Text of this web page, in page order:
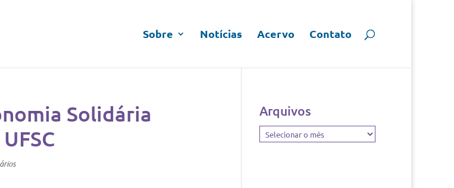
Sobre Notícias Acervo Contato
Solidária
Arquivos
Arquivos